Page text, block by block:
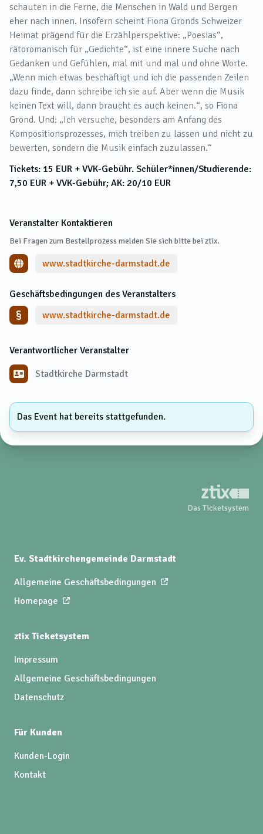
schauten in die Ferne, die Menschen in Wald und Bergen
eher nach innen. Insofern scheint Fiona Gronds Schweizer
Heimat prägend für die Erzählperspektive: „Poesias“,
rätoromanisch für „Gedichte“, ist eine innere Suche nach
Gedanken und Gefühlen, mal mit und mal und ohne Worte.
„Wenn mich etwas beschäftigt und ich die passenden Zeilen
dazu finde, dann schreibe ich sie auf. Aber wenn die Musik
keinen Text will, dann braucht es auch keinen.“, so Fiona
Grond. Und: „Ich versuche, besonders am Anfang des
Kompositionsprozesses, mich treiben zu lassen und nicht zu
bewerten, sondern die Musik einfach zuzulassen.“
Tickets: 15 EUR + VVK-Gebühr. Schüler*innen/Studierende:
7,50 EUR + VVK-Gebühr; AK: 20/10 EUR
Veranstalter Kontaktieren
Bei Fragen zum Bestellprozess melden Sie sich bitte bei ztix.
www.stadtkirche-darmstadt.de
Geschäftsbedingungen des Veranstalters
www.stadtkirche-darmstadt.de
Verantwortlicher Veranstalter
Stadtkirche Darmstadt
Das Event hat bereits stattgefunden.
Das Ticketsystem
Ev. Stadtkirchengemeinde Darmstadt
Allgemeine Geschäftsbedingungen
Homepage
ztix Ticketsystem
Impressum
Allgemeine Geschäftsbedingungen
Datenschutz
Für Kunden
Kunden-Login
Kontakt